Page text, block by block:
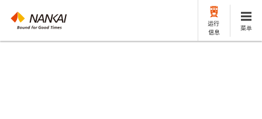
运行
信息
菜单